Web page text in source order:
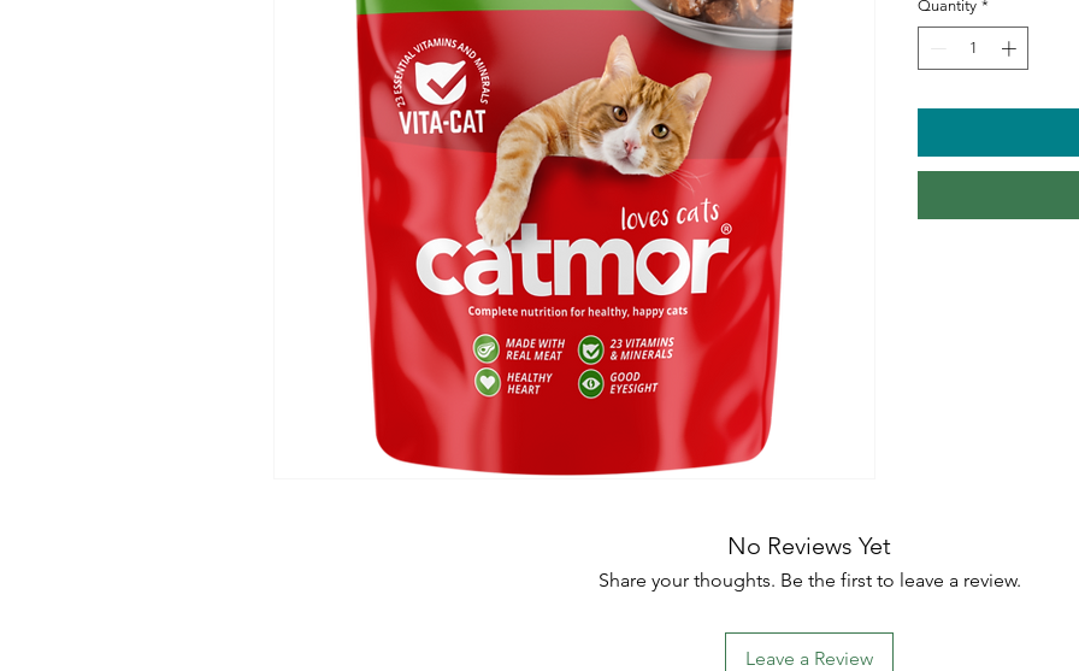
Quantity *
No Reviews Yet
Share your thoughts. Be the first to leave a review.
Leave a Review